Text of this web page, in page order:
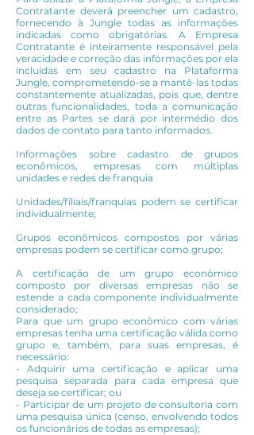
Contratante deverá preencher um cadastro,
fornecendo à Jungle todas as informações
indicadas como obrigatórias. A Empresa
Contratante é inteiramente responsável pela
veracidade e correção das informações por ela
incluídas em seu cadastro na Plataforma
Jungle, comprometendo-se a mantê-las todas
constantemente atualizadas, pois que, dentre
outras funcionalidades, toda a comunicação
entre as Partes se dará por intermédio dos
dados de contato para tanto informados.
Informações sobre cadastro de grupos
econômicos, empresas com múltiplas
unidades e redes de franquia
Unidades/filiais/franquias podem se certificar
individualmente;
Grupos econômicos compostos por várias
empresas podem se certificar como grupo;
A certificação de um grupo econômico
composto por diversas empresas não se
estende a cada componente individualmente
considerado;
Para que um grupo econômico com várias
empresas tenha uma certificação válida como
grupo e, também, para suas empresas, é
necessário:
- Adquirir uma certificação e aplicar uma
pesquisa separada para cada empresa que
deseja se certificar; ou
- Participar de um projeto de consultoria com
uma pesquisa única (censo, envolvendo todos
os funcionários de todas as empresas);